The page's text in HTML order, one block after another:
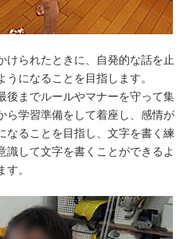
けられたときに、自発的な話を止
になることを目指します。
後までルールやマナーを守って集
ら学習準備をして着座し、感情が
なることを目指し、文字を書く練
識して文字を書くことができるよ
。